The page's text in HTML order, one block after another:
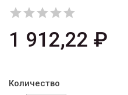

1 912,22 ₽
Количество